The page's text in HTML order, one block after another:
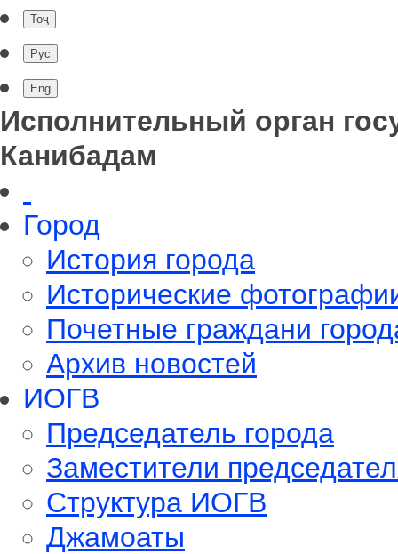
Исполнительный орган
Канибадам
Город
История города
Исторические
Почетные граждани
Архив новостей
ИОГВ
Председатель города
Заместители
Структура ИОГВ
Джамоаты